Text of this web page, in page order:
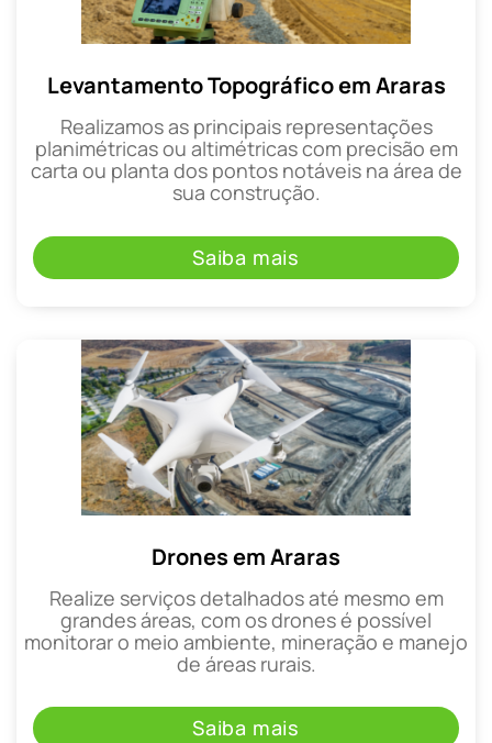
Levantamento Topográfico em Araras
Realizamos as principais representações
planimétricas ou altimétricas com precisão em
carta ou planta dos pontos notáveis na área de
sua construção.
Saiba mais
Drones em Araras
Realize serviços detalhados até mesmo em
grandes áreas, com os drones é possível
monitorar o meio ambiente, mineração e manejo
de áreas rurais.
Saiba mais